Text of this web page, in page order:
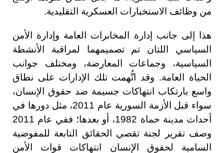
من وظائف الاستخبارات العسكرية التقليدية.
هذا إلى جانب إدارة المخابرات العامة وإدارة الأمن
السياسي اللتان تم تصميمهما لمراقبة الأنشطة
السياسية، وجماعات المعارضة، ومختلف جوانب
الحياة العامة. وقد اتُّهمت تلك الإدارات على نطاق
واسع بارتكاب انتهاكات جسيمة ضد حقوق الإنسان،
سواء قبل الأزمة السورية عام 2011، مثل دورها في
أحداث مدينة حماة 1982، أو بعدها؛ ففي عام 2011
وصف تقرير لجنة تقصي الحقائق التابعة للمفوضية
السامية لحقوق الإنسان انتهاكات قوات الأمن